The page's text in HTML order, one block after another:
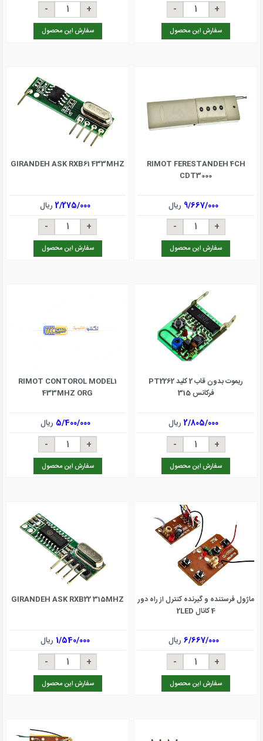
سفارش این محصول سفارش این محصول
RIMOT FERESTANDEH 4CH
CDT3000
9/667/000 ریال
سفارش این محصول
GIRANDEH ASK RXB61 433MHZ
2/275/000ریال
سفارش این محصول
ریموت بدون قاب 2 کلید PT2262
فرکانس 315
2/805/000ریال
سفارش این محصول
RIMOT CONTOROL MODEL1
433MHZ ORG
5/400/000 ریال
سفارش این محصول
ماژول فرستنده و گیرنده کنترل از راه دور
4 کانال 2LED
6/667/000 ریال
سفارش این محصول
GIRANDEH ASK RXB22 315MHZ
1/540/000 ریال
سفارش این محصول